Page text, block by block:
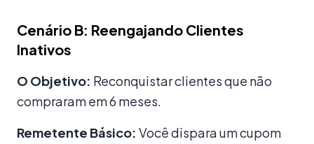
Cenário B: Reengajando Clientes
Inativos
O Objetivo: Reconquistar clientes que não
compraram em 6 meses.
Remetente Básico: Você dispara um cupom